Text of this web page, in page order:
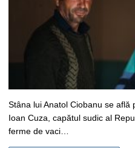
Stâna lui Anatol Ciobanu se află
Ioan Cuza, capătul sudic al
ferme de vaci…